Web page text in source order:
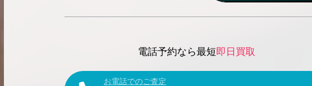
電話予約なら最短即日買取
お電話でのご査定